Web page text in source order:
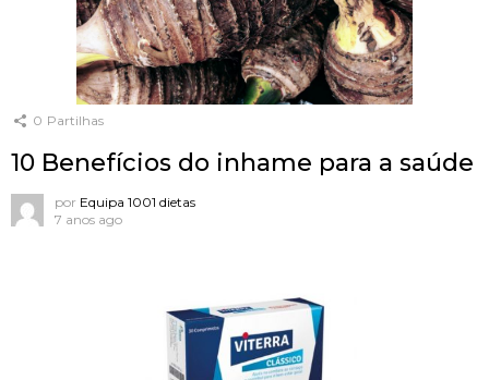
0 Partilhas
10 Benefícios do inhame para a saúde
por Equipa 1001 dietas
7 anos ago